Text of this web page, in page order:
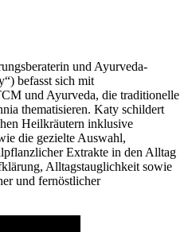
und Ayurveda-
befasst sich mit
und Ayurveda, die traditionelle
thematisieren. Katy schildert
Heilkräutern inklusive
die gezielte Auswahl,
Extrakte in den Alltag
Alltagstauglichkeit sowie
und fernöstlicher